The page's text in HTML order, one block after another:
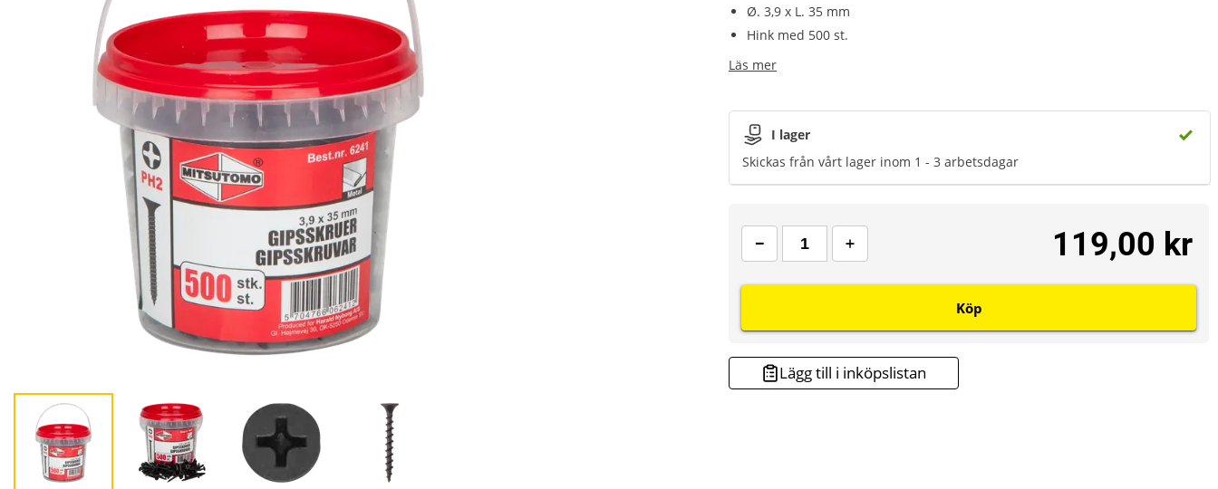
Ø. 3,9 x L. 35 mm
Hink med 500 st.
Läs mer
I lager
Skickas från vårt lager inom 1 - 3 arbetsdagar
119,00 kr
Köp
Lägg till i inköpslistan